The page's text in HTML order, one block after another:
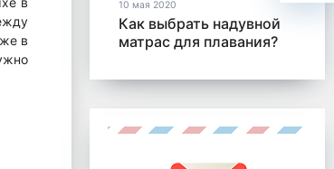
в
10 мая 2020
Как выбрать надувной
матрас для плавания?